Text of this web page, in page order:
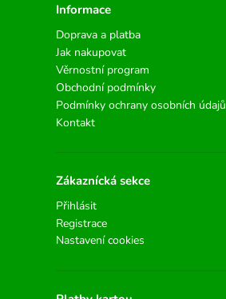
Informace
Doprava a platba
Jak nakupovat
Věrnostní program
Obchodní podmínky
Podmínky ochrany osobních údajů
Kontakt
Zákaznícká sekce
Přihlásit
Registrace
Nastavení cookies